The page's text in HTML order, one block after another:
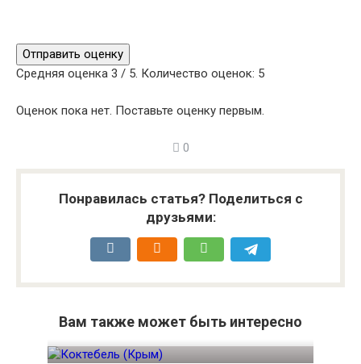
Отправить оценку
Средняя оценка 3 / 5. Количество оценок: 5
Оценок пока нет. Поставьте оценку первым.
0
Понравилась статья? Поделиться с
друзьями:
Вам также может быть интересно